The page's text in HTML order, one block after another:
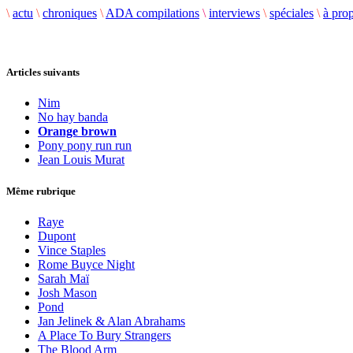
\ actu \ chroniques \ ADA compilations \ interviews \ spéciales \ à
Articles suivants
Nim
No hay banda
Orange brown
Pony pony run run
Jean Louis Murat
Même rubrique
Raye
Dupont
Vince Staples
Rome Buyce Night
Sarah Maï
Josh Mason
Pond
Jan Jelinek & Alan Abrahams
A Place To Bury Strangers
The Blood Arm